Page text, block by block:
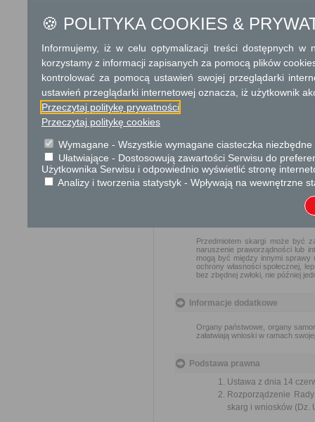
Termin załatwienia sprawy
O sposobie rozpatrzenia
Informacja
Dodatkowe
Tryb odwoławczy
Brak
Przedmiotem skargi może być
naruszenie praworządności lub
mogą być między innymi sprawy
ochrony własności społecznej,
bez zbędnej zwłoki, nie później
Informacje dodatkowe
Organy państwowe, organy
załatwiają wnioski w ramach
Podstawa prawna
Ustawa z dnia 14
Rozporządzenie
skarg i wniosków (Dz.
🍪 POLITYKA COOKIES &
Informujemy, iż w celu optymalizacji treści dostępnych w
korzystamy z informacji zapisanych za pomocą plików
kontrolować za pomocą ustawień swojej przeglądarki
ustawień przeglądarki internetowej oznacza, iż użytkownik
Przeczytaj politykę prywatności
Przeczytaj politykę cookies
Wymagane - Wszystkie wymagane ciasteczka
Ułatwiające - Dostosowują zawartości Serwisu do
Użytkownika Serwisu i odpowiednio wyświetlić stronę
Analizy i tworzenia statystyk - Wpływają na wewnętrzne